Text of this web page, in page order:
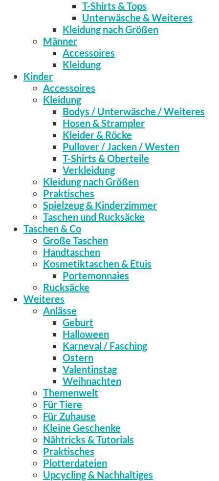
T-Shirts & Tops
Unterwäsche & Weiteres
Kleidung nach Größen
Männer
Accessoires
Kleidung
Kinder
Accessoires
Kleidung
Bodys / Unterwäsche / Weiteres
Hosen & Strampler
Kleider & Röcke
Pullover / Jacken / Westen
T-Shirts & Oberteile
Verkleidung
Kleidung nach Größen
Praktisches
Spielzeug & Kinderzimmer
Taschen und Rucksäcke
Taschen & Co
Große Taschen
Handtaschen
Kosmetiktaschen & Etuis
Portemonnaies
Rucksäcke
Weiteres
Anlässe
Geburt
Halloween
Karneval / Fasching
Ostern
Valentinstag
Weihnachten
Themenwelt
Für Tiere
Für Zuhause
Kleine Geschenke
Nähtricks & Tutorials
Praktisches
Plotterdateien
Upcycling & Nachhaltiges